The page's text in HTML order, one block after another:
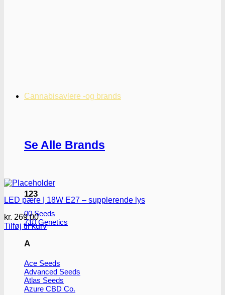
Cannabisavlere -og brands
Se Alle Brands
123
00 Seeds
710 Genetics
A
Ace Seeds
Advanced Seeds
Atlas Seeds
Azure CBD Co.
LED pære | 18W E27 – supplerende lys
kr. 269.00
Tilføj til kurv